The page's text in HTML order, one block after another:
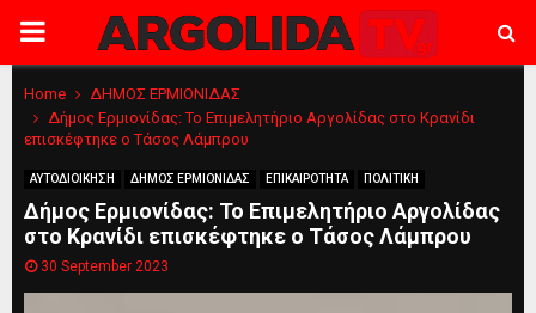
PRIMARY
MENU
Home
ΔΗΜΟΣ ΕΡΜΙΟΝΙΔΑΣ
Δήμος Ερμιονίδας: Το Επιμελητήριο Αργολίδας στο Κρανίδι
επισκέφτηκε ο Τάσος Λάμπρου
ΑΥΤΟΔΙΟΙΚΗΣΗ ΔΗΜΟΣ ΕΡΜΙΟΝΙΔΑΣ ΕΠΙΚΑΙΡΟΤΗΤΑ ΠΟΛΙΤΙΚΗ
Δήμος Ερμιονίδας: Το Επιμελητήριο Αργολίδας
στο Κρανίδι επισκέφτηκε ο Τάσος Λάμπρου
30 September 2023